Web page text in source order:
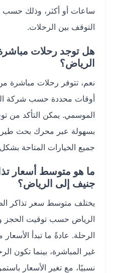
ساعات أو أكثر، وذلك حسب مدينة
التوقف بين الرحلات.
هل توجد رحلات مباشرة
الرياض؟
نعم، تتوفر رحلات مباشرة من
أوقات محددة حسب شركة
الموسمي. يمكن التأكد من توفر
بسهولة عبر محرك بحث طيران
جميع الخيارات المتاحة بشكل واضح.
ما هو متوسط أسعار تذاكر
جنيف إلى الرياض؟
يختلف متوسط سعر تذاكر
الرياض حسب توقيت الحجز
الرحلة. عادةً ما تبدأ الأسعار
غير المباشرة، بينما تكون
نسبيًا، مع تغير الأسعار